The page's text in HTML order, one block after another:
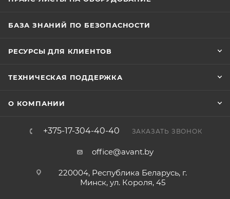
БАЗА ЗНАНИЙ ПО БЕЗОПАСНОСТИ
РЕСУРСЫ ДЛЯ КЛИЕНТОВ
ТЕХНИЧЕСКАЯ ПОДДЕРЖКА
О КОМПАНИИ
+375-17-304-40-40 ЗАКАЗАТЬ ЗВОНОК
office@avant.by
220004, Республика Беларусь, г.
Минск, ул. Короля, 45